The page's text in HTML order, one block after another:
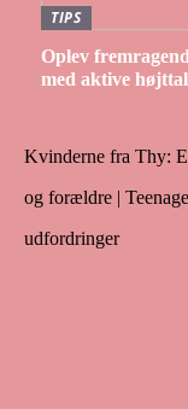
TIPS
Oplev
med aktive
Kvinderne fra Thy:
og forældre |
udfordringer